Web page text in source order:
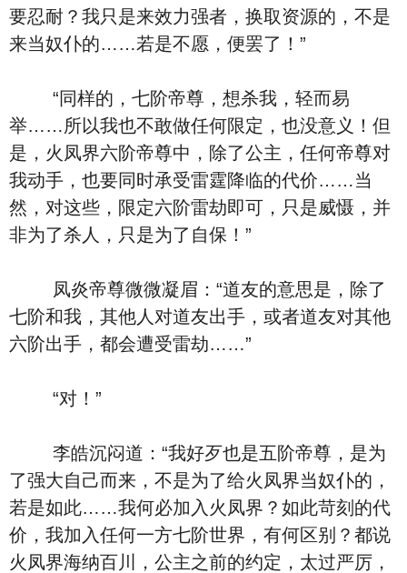
要忍耐？我只是来效力强者，换取资源的，不是
来当奴仆的……若是不愿，便罢了！”
“同样的，七阶帝尊，想杀我，轻而易
举……所以我也不敢做任何限定，也没意义！但
是，火凤界六阶帝尊中，除了公主，任何帝尊对
我动手，也要同时承受雷霆降临的代价……当
然，对这些，限定六阶雷劫即可，只是威慑，并
非为了杀人，只是为了自保！”
凤炎帝尊微微凝眉：“道友的意思是，除了
七阶和我，其他人对道友出手，或者道友对其他
六阶出手，都会遭受雷劫……”
“对！”
李皓沉闷道：“我好歹也是五阶帝尊，是为
了强大自己而来，不是为了给火凤界当奴仆的，
若是如此……我何必加入火凤界？如此苛刻的代
价，我加入任何一方七阶世界，有何区别？都说
火凤界海纳百川，公主之前的约定，太过严厉，